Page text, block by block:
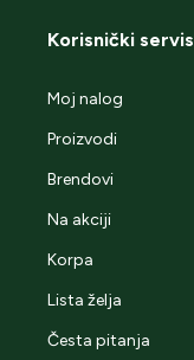
Korisnički servis
Moj nalog
Proizvodi
Brendovi
Na akciji
Korpa
Lista želja
Česta pitanja